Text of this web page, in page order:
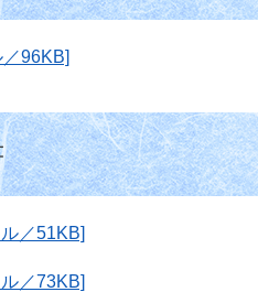
96KB]
／51KB]
／73KB]